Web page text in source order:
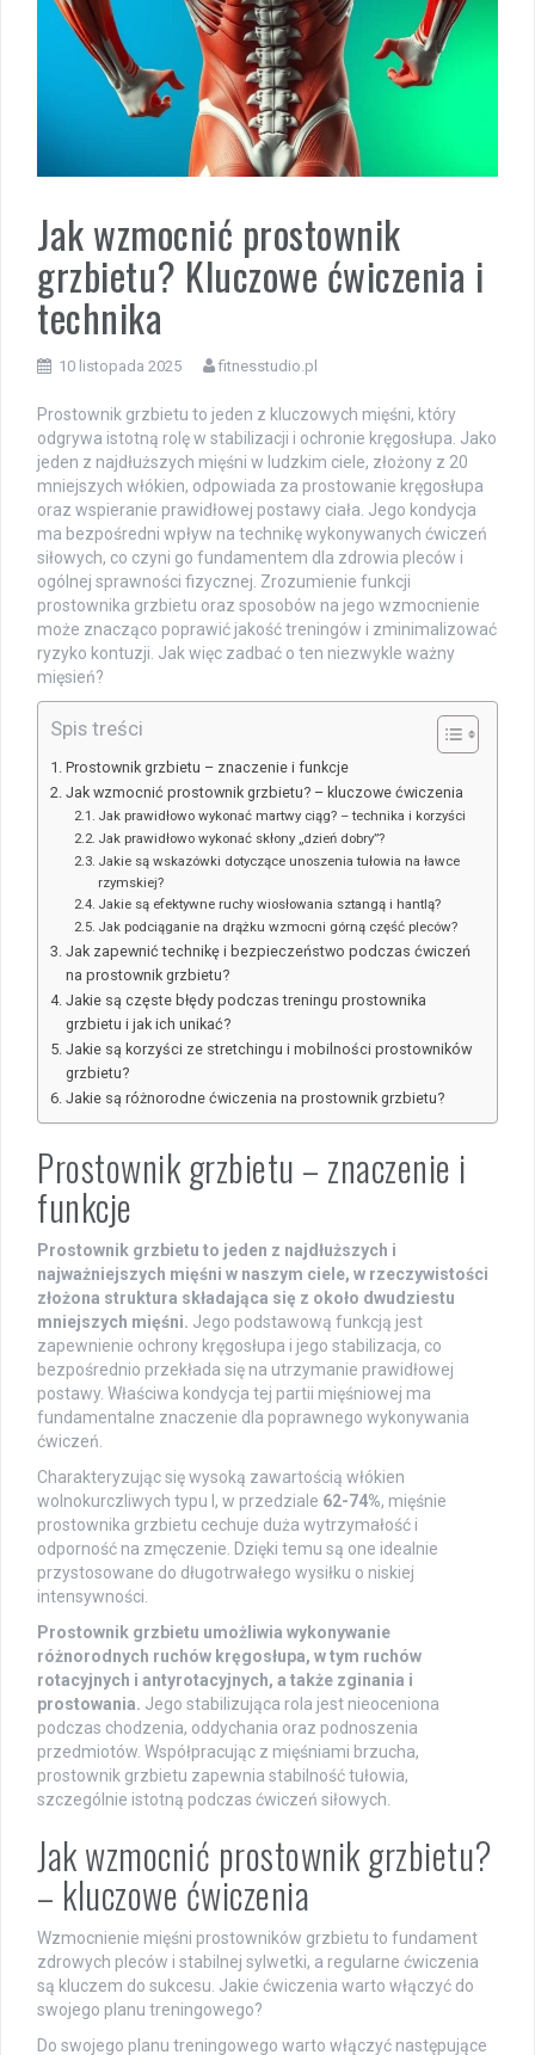
Jak wzmocnić prostownik
grzbietu? Kluczowe ćwiczenia i
technika
10 listopada 2025 fitnesstudio.pl
Prostownik grzbietu to jeden z kluczowych mięśni, który
odgrywa istotną rolę w stabilizacji i ochronie kręgosłupa. Jako
jeden z najdłuższych mięśni w ludzkim ciele, złożony z 20
mniejszych włókien, odpowiada za prostowanie kręgosłupa
oraz wspieranie prawidłowej postawy ciała. Jego kondycja
ma bezpośredni wpływ na technikę wykonywanych ćwiczeń
siłowych, co czyni go fundamentem dla zdrowia pleców i
ogólnej sprawności fizycznej. Zrozumienie funkcji
prostownika grzbietu oraz sposobów na jego wzmocnienie
może znacząco poprawić jakość treningów i zminimalizować
ryzyko kontuzji. Jak więc zadbać o ten niezwykle ważny
mięsień?
Spis treści
Prostownik grzbietu – znaczenie i funkcje
Jak wzmocnić prostownik grzbietu? – kluczowe ćwiczenia
Jak prawidłowo wykonać martwy ciąg? – technika i korzyści
Jak prawidłowo wykonać skłony „dzień dobry”?
Jakie są wskazówki dotyczące unoszenia tułowia na ławce
rzymskiej?
Jakie są efektywne ruchy wiosłowania sztangą i hantlą?
Jak podciąganie na drążku wzmocni górną część pleców?
Jak zapewnić technikę i bezpieczeństwo podczas ćwiczeń
na prostownik grzbietu?
Jakie są częste błędy podczas treningu prostownika
grzbietu i jak ich unikać?
Jakie są korzyści ze stretchingu i mobilności prostowników
grzbietu?
Jakie są różnorodne ćwiczenia na prostownik grzbietu?
Prostownik grzbietu – znaczenie i
funkcje
Prostownik grzbietu to jeden z najdłuższych i
najważniejszych mięśni w naszym ciele, w rzeczywistości
złożona struktura składająca się z około dwudziestu
mniejszych mięśni. Jego podstawową funkcją jest
zapewnienie ochrony kręgosłupa i jego stabilizacja, co
bezpośrednio przekłada się na utrzymanie prawidłowej
postawy. Właściwa kondycja tej partii mięśniowej ma
fundamentalne znaczenie dla poprawnego wykonywania
ćwiczeń.
Charakteryzując się wysoką zawartością włókien
wolnokurczliwych typu I, w przedziale 62-74%, mięśnie
prostownika grzbietu cechuje duża wytrzymałość i
odporność na zmęczenie. Dzięki temu są one idealnie
przystosowane do długotrwałego wysiłku o niskiej
intensywności.
Prostownik grzbietu umożliwia wykonywanie
różnorodnych ruchów kręgosłupa, w tym ruchów
rotacyjnych i antyrotacyjnych, a także zginania i
prostowania. Jego stabilizująca rola jest nieoceniona
podczas chodzenia, oddychania oraz podnoszenia
przedmiotów. Współpracując z mięśniami brzucha,
prostownik grzbietu zapewnia stabilność tułowia,
szczególnie istotną podczas ćwiczeń siłowych.
Jak wzmocnić prostownik grzbietu?
– kluczowe ćwiczenia
Wzmocnienie mięśni prostowników grzbietu to fundament
zdrowych pleców i stabilnej sylwetki, a regularne ćwiczenia
są kluczem do sukcesu. Jakie ćwiczenia warto włączyć do
swojego planu treningowego?
Do swojego planu treningowego warto włączyć następujące